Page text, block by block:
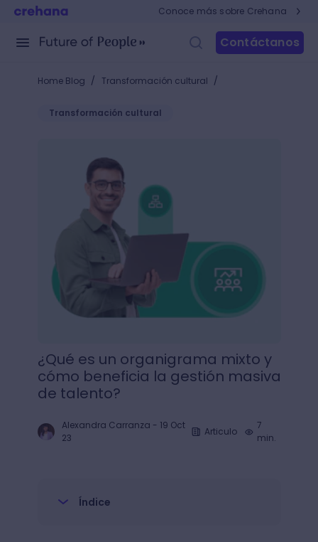
Conoce más sobre Crehana
Contáctanos
Home Blog / Transformación cultural /
Transformación cultural
¿Qué es un organigrama mixto y
cómo beneficia la gestión masiva
de talento?
Alexandra Carranza - 19 Oct
23
Articulo
7
min.
Índice